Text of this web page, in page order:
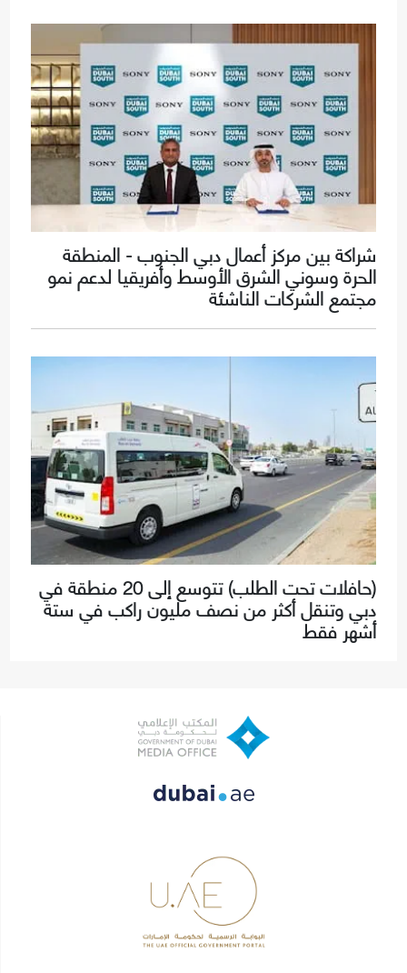
شراكة بين مركز أعمال دبي الجنوب - المنطقة
الحرة وسوني الشرق الأوسط وأفريقيا لدعم نمو
مجتمع الشركات الناشئة
(حافلات تحت الطلب) تتوسع إلى 20 منطقة في
دبي وتنقل أكثر من نصف مليون راكب في ستة
أشهر فقط